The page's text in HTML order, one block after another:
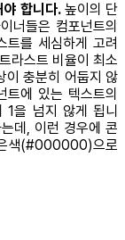
야 합니다. 높이의 단
너들은 컴포넌트의
트를 세심하게 고려
라스트 비율이 최소
이 충분히 어둡지 않
에 있는 텍스트의
1을 넘지 않게 됩니
데, 이런 경우에 콘
색(#000000)으로